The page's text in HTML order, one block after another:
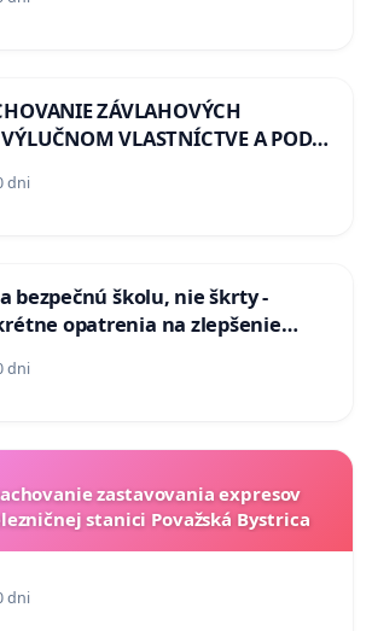
ZÁVLAHOVÝCH
VLASTNÍCTVE A POD
REPUBLIKY & žiadosť
stavu závlahových a
kanálov na Slovensku
dni
bezpečnú školu, nie škrty -
opatrenia na zlepšenie
dni
zastavovania expresov
stanici Považská Bystrica
dni